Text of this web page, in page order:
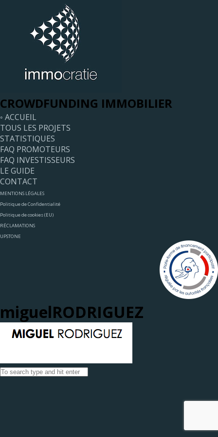
CROWDFUNDING IMMOBILIER
◦ ACCUEIL
TOUS LES PROJETS
STATISTIQUES
FAQ PROMOTEURS
FAQ INVESTISSEURS
LE GUIDE
CONTACT
MENTIONS LÉGALES
Politique de Confidentialité
Politique de cookies (EU)
RÉCLAMATIONS
UPSTONE
miguelRODRIGUEZ